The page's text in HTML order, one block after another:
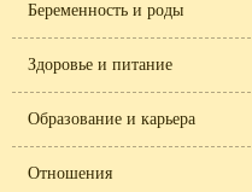
Беременность и роды
Здоровье и питание
Образование и карьера
Отношения